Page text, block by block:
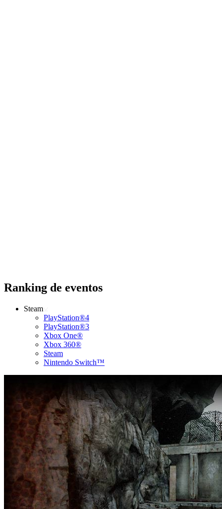
Ranking de eventos
Steam
PlayStation®4
PlayStation®3
Xbox One®
Xbox 360®
Steam
Nintendo Switch™